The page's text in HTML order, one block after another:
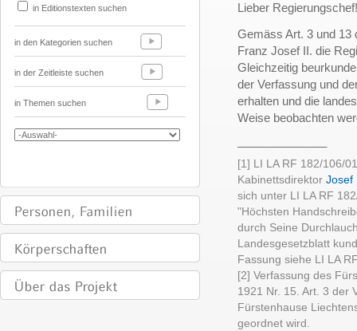
in Editionstexten suchen
in den Kategorien suchen
in der Zeitleiste suchen
in Themen suchen
Lieber Regierungschef!
Gemäss Art. 3 und 13
Franz Josef II. die
Gleichzeitig
der Verfassung und
erhalten und die
Weise beobachten
[1] LI LA RF 182/106/
Kabinettsdirektor Josef
sich unter LI LA RF
"Höchsten
durch Seine
Landesgesetzblatt
Fassung siehe LI LA
[2] Verfassung des
1921 Nr. 15. Art. 3 der
Fürstenhause
geordnet wird.